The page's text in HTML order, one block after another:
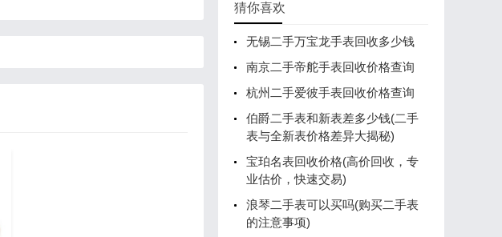
猜你喜欢
无锡二手万宝龙手表回收多少钱
南京二手帝舵手表回收价格查询
杭州二手爱彼手表回收价格查询
伯爵二手表和新表差多少钱(二手
表与全新表价格差异大揭秘)
宝珀名表回收价格(高价回收，专
业估价，快速交易)
浪琴二手表可以买吗(购买二手表
的注意事项)